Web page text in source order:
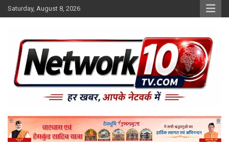
Skip
to
Saturday, August 8, 2026
Network10tv